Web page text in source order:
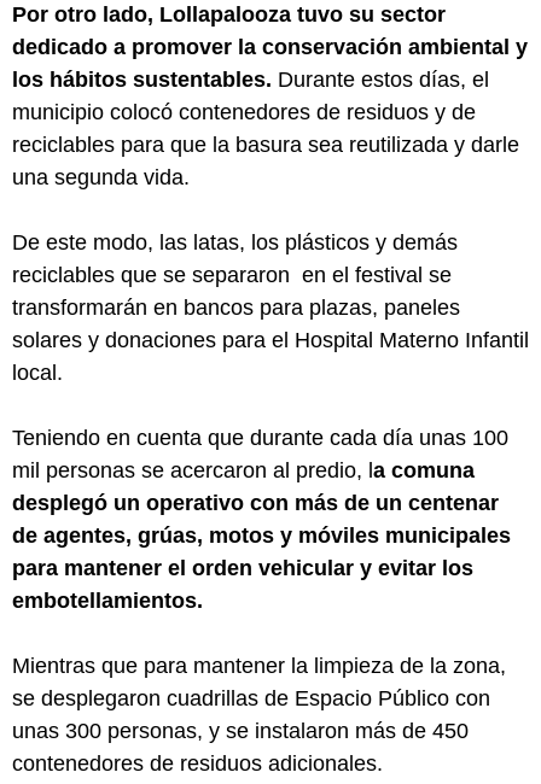
Por otro lado, Lollapalooza tuvo su sector
dedicado a promover la conservación ambiental y
los hábitos sustentables. Durante estos días, el
municipio colocó contenedores de residuos y de
reciclables para que la basura sea reutilizada y darle
una segunda vida.
De este modo, las latas, los plásticos y demás
reciclables que se separaron en el festival se
transformarán en bancos para plazas, paneles
solares y donaciones para el Hospital Materno Infantil
local.
Teniendo en cuenta que durante cada día unas 100
mil personas se acercaron al predio, la comuna
desplegó un operativo con más de un centenar
de agentes, grúas, motos y móviles municipales
para mantener el orden vehicular y evitar los
embotellamientos.
Mientras que para mantener la limpieza de la zona,
se desplegaron cuadrillas de Espacio Público con
unas 300 personas, y se instalaron más de 450
contenedores de residuos adicionales.